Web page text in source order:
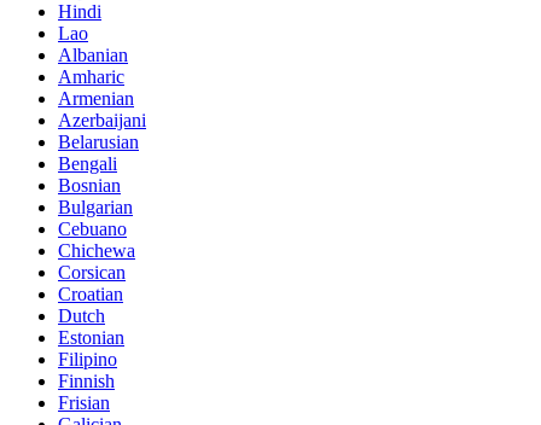
Hindi
Lao
Albanian
Amharic
Armenian
Azerbaijani
Belarusian
Bengali
Bosnian
Bulgarian
Cebuano
Chichewa
Corsican
Croatian
Dutch
Estonian
Filipino
Finnish
Frisian